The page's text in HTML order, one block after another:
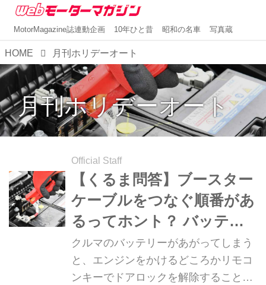
MotorMagazine誌連動企画 10年ひと昔 昭和の名車 写真蔵
HOME 月刊ホリデーオート
月刊ホリデーオート
Official Staff
【くるま問答】ブースター
ケーブルをつなぐ順番があ
るってホント？ バッテリ
ーあがりの簡単救助方法
クルマのバッテリーがあがってしまう
と、エンジンをかけるどころかリモコ
ンキーでドアロックを解除することさ